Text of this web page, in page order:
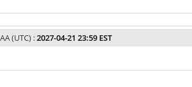
(UTC) :2027-04-21 23:59 EST